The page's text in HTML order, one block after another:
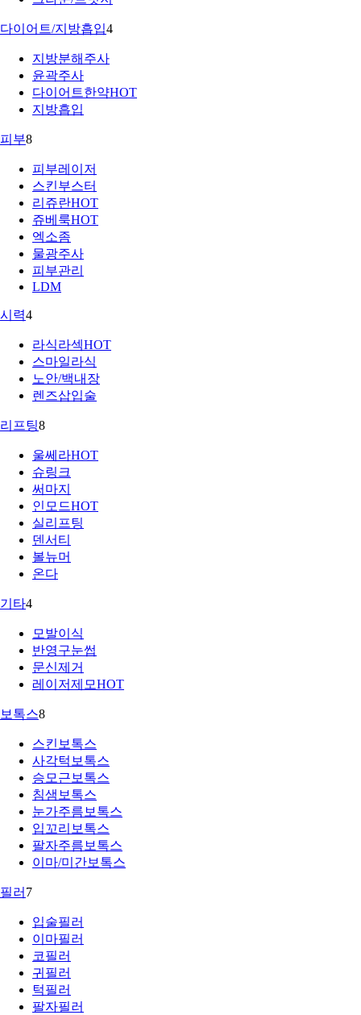
다이어트/지방흡입4
지방분해주사
윤곽주사
다이어트한약HOT
지방흡입
피부8
피부레이저
스킨부스터
리쥬란HOT
쥬베룩HOT
엑소좀
물광주사
피부관리
LDM
시력4
라식라섹HOT
스마일라식
노안/백내장
렌즈삽입술
리프팅8
울쎄라HOT
슈링크
써마지
인모드HOT
실리프팅
덴서티
볼뉴머
온다
기타4
모발이식
반영구눈썹
문신제거
레이저제모HOT
보톡스8
스킨보톡스
사각턱보톡스
승모근보톡스
침샘보톡스
눈가주름보톡스
입꼬리보톡스
팔자주름보톡스
이마/미간보톡스
필러 7
입술필러
이마필러
코필러
귀필러
턱필러
팔자필러